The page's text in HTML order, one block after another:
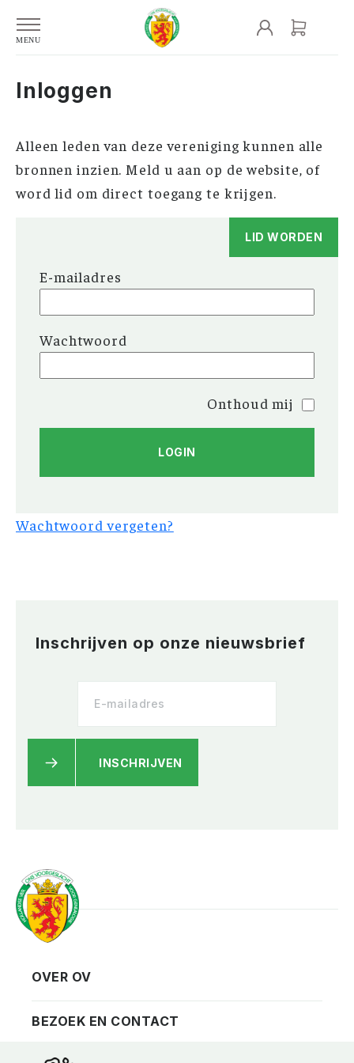
Inloggen
Alleen leden van deze vereniging kunnen alle
bronnen inzien. Meld u aan op de website, of
word lid om direct toegang te krijgen.
LID WORDEN
E-mailadres
Wachtwoord
Onthoud mij
Wachtwoord vergeten?
Inschrijven op onze nieuwsbrief
INSCHRIJVEN
Vereniging
Privacy
Contact
Bezoekadres
OVER OV
BEZOEK EN CONTACT